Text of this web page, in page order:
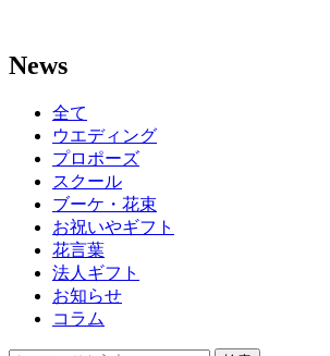
News
全て
ウエディング
プロポーズ
スクール
ブーケ・花束
お祝いやギフト
花言葉
法人ギフト
お知らせ
コラム